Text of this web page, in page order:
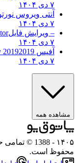
آنتی ویروس نورتون
– ویرایش فایل Editor+
آفیس 2019
2019 Microsoft Office 2019 Pro Plus v
همه
- 1388 © تمامی
است.